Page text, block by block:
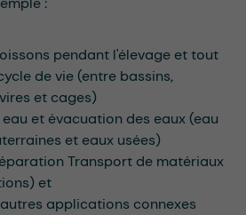
pendant l'élevage et tout
de vie (entre bassins,
et cages)
et évacuation des eaux (eau
et eaux usées)
Transport de matériaux
et
applications connexes